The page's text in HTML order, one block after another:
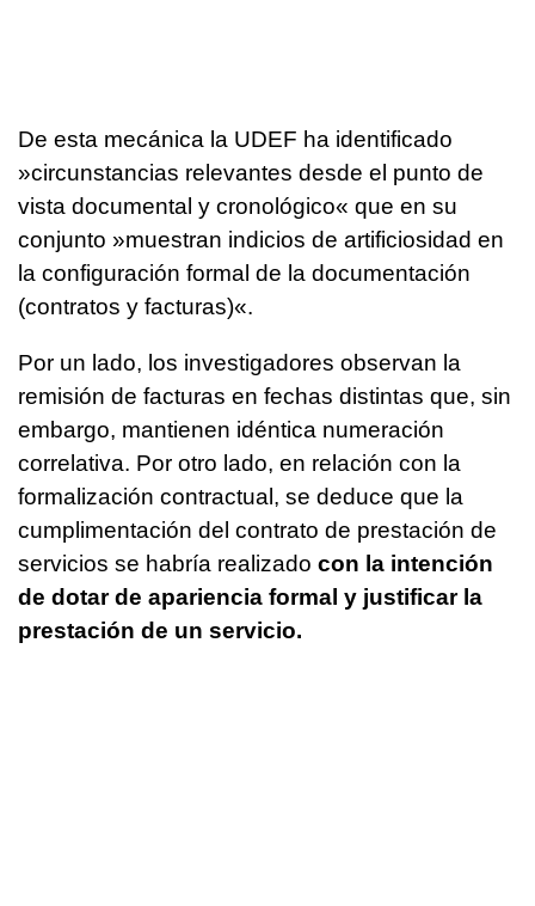
De esta mecánica la UDEF ha identificado
»circunstancias relevantes desde el punto de
vista documental y cronológico« que en su
conjunto »muestran indicios de artificiosidad en
la configuración formal de la documentación
(contratos y facturas)«.
Por un lado, los investigadores observan la
remisión de facturas en fechas distintas que, sin
embargo, mantienen idéntica numeración
correlativa. Por otro lado, en relación con la
formalización contractual, se deduce que la
cumplimentación del contrato de prestación de
servicios se habría realizado con la intención
de dotar de apariencia formal y justificar la
prestación de un servicio.